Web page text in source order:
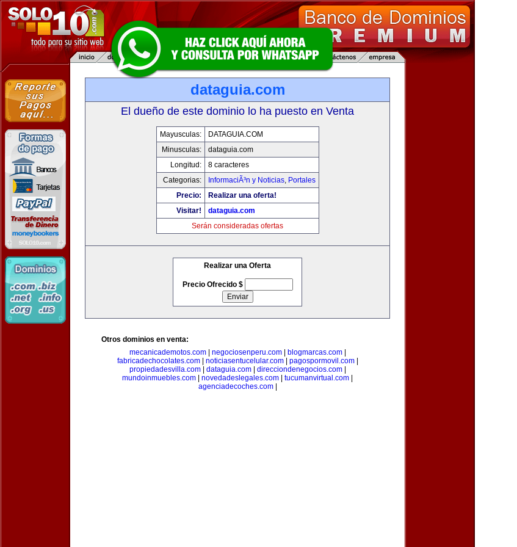
dataguia.com
El dueño de este dominio lo ha puesto en Venta
Mayusculas:
DATAGUIA.COM
Minusculas:
dataguia.com
Longitud:
8 caracteres
Categorias:
InformaciÃ³n y Noticias, Portales
Precio:
Realizar una oferta!
Visitar!
dataguia.com
Serán consideradas ofertas
Realizar una Oferta
Precio Ofrecido $
Otros dominios en venta:
mecanicademotos.com| negociosenperu.com| blogmarcas.com|
fabricadechocolates.com| noticiasentucelular.com| pagospormovil.com|
propiedadesvilla.com| dataguia.com| direcciondenegocios.com|
mundoinmuebles.com
novedadeslegales.com tucumanvirtual.com
agenciadecoches.com|